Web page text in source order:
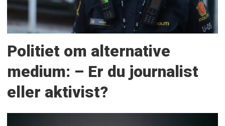
Politiet om alternative
medium: – Er du journalist
eller aktivist?